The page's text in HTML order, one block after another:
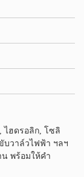
ไฮดรอลิก, โซลิ
บวาล์วไฟฟ้า ฯลฯ
น พร้อมให้คำ